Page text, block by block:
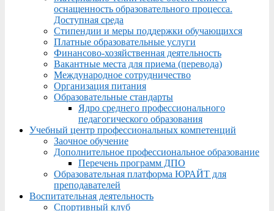
оснащенность образовательного процесса.
Доступная среда
Стипендии и меры поддержки обучающихся
Платные образовательные услуги
Финансово-хозяйственная деятельность
Вакантные места для приема (перевода)
Международное сотрудничество
Организация питания
Образовательные стандарты
Ядро среднего профессионального
педагогического образования
Учебный центр профессиональных компетенций
Заочное обучение
Дополнительное профессиональное образование
Перечень программ ДПО
Образовательная платформа ЮРАЙТ для
преподавателей
Воспитательная деятельность
Спортивный клуб